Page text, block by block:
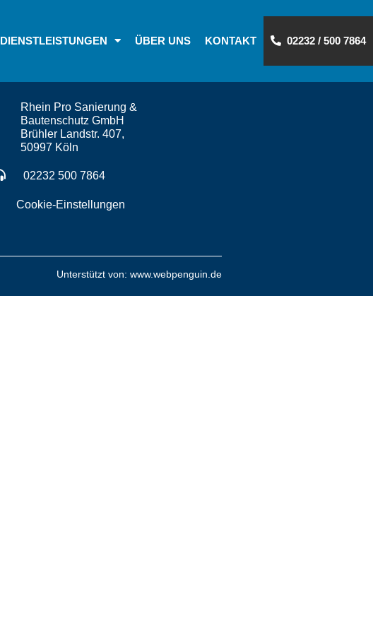
DIENSTLEISTUNGEN ÜBER UNS KONTAKT 02232 / 500 7864
Rhein Pro Sanierung &
Bautenschutz GmbH
Brühler Landstr. 407,
50997 Köln
02232 500 7864
Cookie-Einstellungen
Unterstützt von: www.webpenguin.de